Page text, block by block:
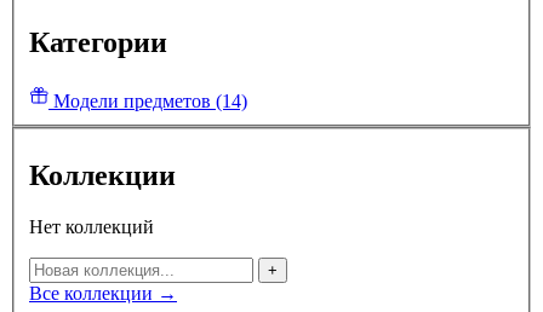
Категории
Модели предметов (14)
Коллекции
Нет коллекций
+
Все коллекции →